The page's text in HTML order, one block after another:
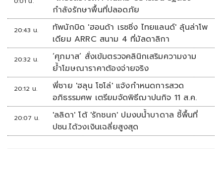
กำลังรักษาพื้นที่ปลอดภัย
20:43 น.
ทัพนักบิด 'ฮอนด้า เรซซิ่ง ไทยแลนด์' ลุ้นล่าโพ
เดียม ARRC สนาม 4 ที่มัลดาลิกา
20:32 น.
‘ศุภมาส’ สั่งเข้มตรวจคลินิกเสริมความงาม
ย้ำโฆษณาราคาต้องจ่ายจริง
20:12 น.
พี่ชาย 'ฮลุน โซโล่' แจ้งกำหนดการสวด
อภิธรรมศพ เตรียมจัดพิธีฌาปนกิจ 11 ส.ค.
20:07 น.
'ลลิดา' โต้ 'รักชนก' ปมงบน้ำบาดาล ชี้พื้นที่
ปชน.ได้วงเงินเฉลี่ยสูงสุด